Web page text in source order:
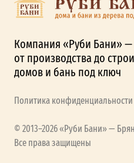
Компания «Руби Бани»
от производства до
домов и бань под ключ
Политика конфиденциальности
© 2013–2026 «Руби Бани» —
Все права защищены